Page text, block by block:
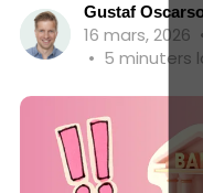
Gustaf
16 mars, 2026
• 5 minuters